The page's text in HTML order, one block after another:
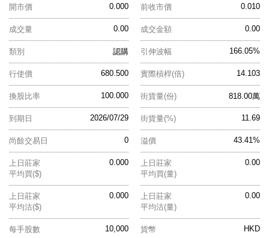
0.000
開市價 0.010
前收市價
0.00
成交量 0.00
成交金額
認購
類別 166.05%
引伸波幅
680.500
行使價 14.103
實際槓桿(倍)
100.000
換股比率 818.00萬
街貨量(份)
2026/07/29
到期日 11.69
街貨量(%)
0
尚餘交易日 43.41%
溢價
0.000
上日莊家
平均買($)
0.00
上日莊家
平均買(量)
0.000
上日莊家
平均沽($)
0.00
上日莊家
平均沽(量)
10,000
每手股數 HKD
貨幣